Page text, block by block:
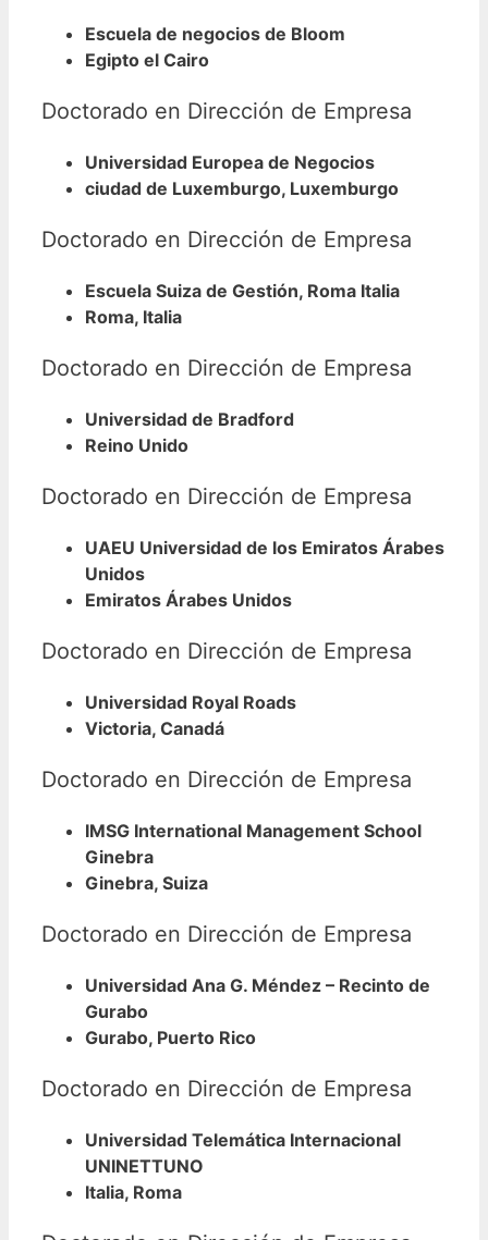
Escuela de negocios de Bloom
Egipto el Cairo
Doctorado en Dirección de Empresa
Universidad Europea de Negocios
ciudad de Luxemburgo, Luxemburgo
Doctorado en Dirección de Empresa
Escuela Suiza de Gestión, Roma Italia
Roma, Italia
Doctorado en Dirección de Empresa
Universidad de Bradford
Reino Unido
Doctorado en Dirección de Empresa
UAEU Universidad de los Emiratos Árabes
Unidos
Emiratos Árabes Unidos
Doctorado en Dirección de Empresa
Universidad Royal Roads
Victoria, Canadá
Doctorado en Dirección de Empresa
IMSG International Management School
Ginebra
Ginebra, Suiza
Doctorado en Dirección de Empresa
Universidad Ana G. Méndez – Recinto de
Gurabo
Gurabo, Puerto Rico
Doctorado en Dirección de Empresa
Universidad Telemática Internacional
UNINETTUNO
Italia, Roma